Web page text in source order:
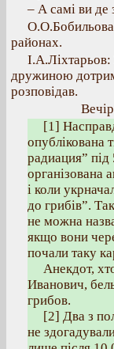
– А самі ви де
районах.
дружиною
розповідав.
[1]
опублікована
радиация”
організована
і коли
до грибів”.
не можна
якщо вони
почали таку
Анекдот,
Иванович,
грибов.
[2] Два з
не